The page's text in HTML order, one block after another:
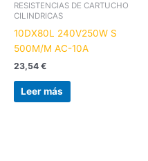
RESISTENCIAS DE CARTUCHO
CILINDRICAS
10DX80L 240V250W S
500M/M AC-10A
23,54 €
Leer más